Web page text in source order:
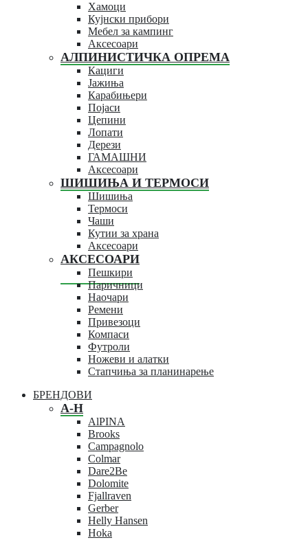
Хамоци
Кујнски прибори
Мебел за кампинг
Аксесоари
АЛПИНИСТИЧКА ОПРЕМА
Кациги
Јажиња
Карабињери
Појаси
Цепини
Лопати
Дерези
ГАМАШНИ
Аксесоари
ШИШИЊА И ТЕРМОСИ
Шишиња
Термоси
Чаши
Кутии за храна
Аксесоари
АКСЕСОАРИ
Пешкири
Паричници
Наочари
Ремени
Привезоци
Компаси
Футроли
Ножеви и алатки
Стапчиња за планинарење
БРЕНДОВИ
A-H
AlPINA
Brooks
Campagnolo
Colmar
Dare2Be
Dolomite
Fjallraven
Gerber
Helly Hansen
Hoka